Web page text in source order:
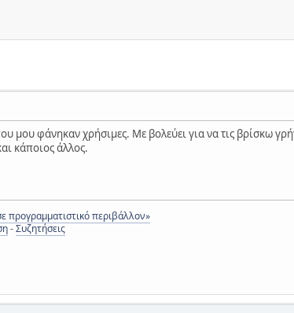
μου φάνηκαν χρήσιμες. Με βολεύει για να τις βρίσκω
κάποιος άλλος.
προγραμματιστικό περιβάλλον»
-Συζητήσεις